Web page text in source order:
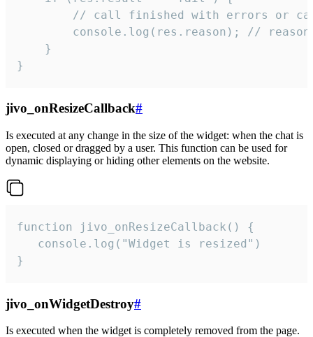
// call finished with errors or
console.log(res.reason); //
    }
}
jivo_onResizeCallback#
Is executed at any change in the size of the widget: when the chat is
open, closed or dragged by a user. This function can be used for
dynamic displaying or hiding other elements on the website.
function jivo_onResizeCallback() {
   console.log("Widget is resized")
}
jivo_onWidgetDestroy#
Is executed when the widget is completely removed from the page.